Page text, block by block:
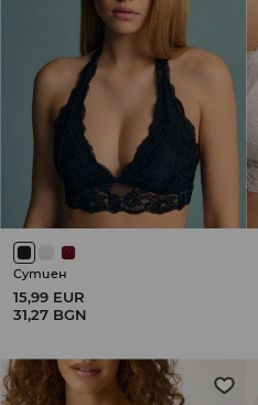
Сутиен
15,99 EUR
31,27 BGN